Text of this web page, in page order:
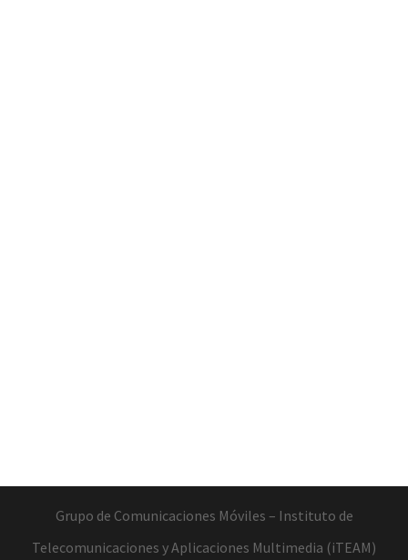
Grupo de Comunicaciones Móviles – Instituto de
Telecomunicaciones y Aplicaciones Multimedia (iTEAM)